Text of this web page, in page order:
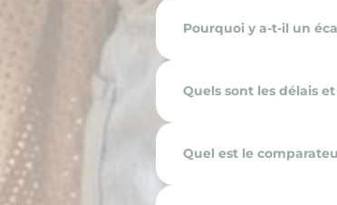
Pourquoi y a-t-il un
Quels sont les délais
Quel est le